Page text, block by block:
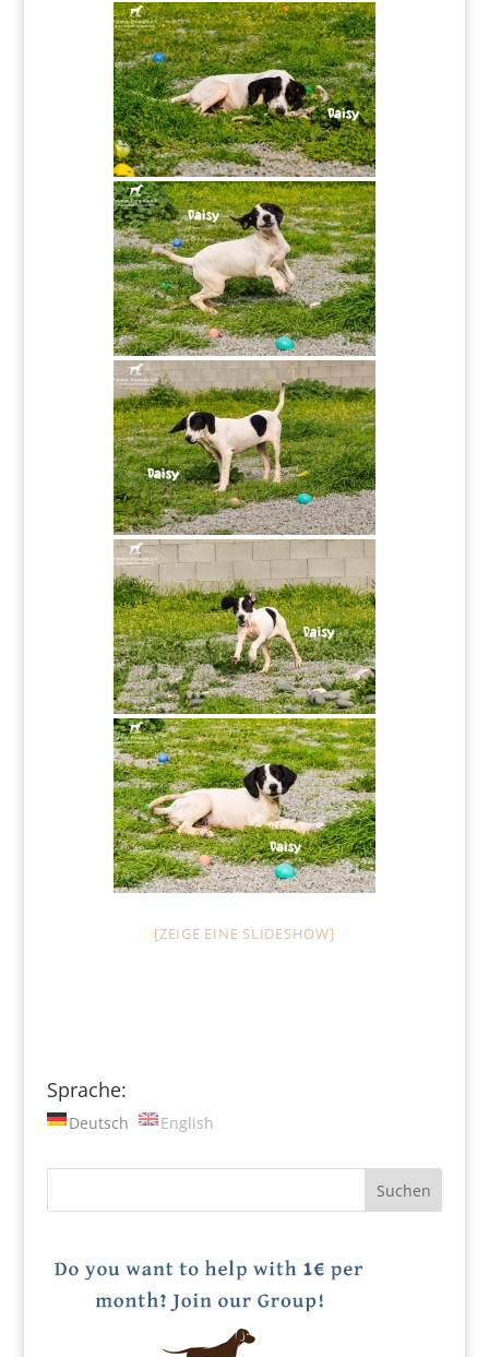
[ZEIGE EINE SLIDESHOW]
Sprache:
Deutsch English